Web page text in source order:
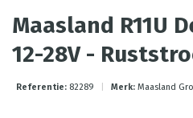
Maasland R11U
12-28V -
Referentie: 82289 Merk: Maasland